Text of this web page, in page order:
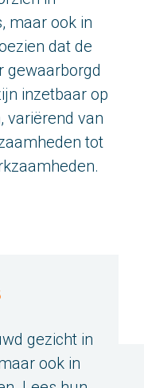
maar ook in
dat de
gewaarborgd
inzetbaar op
variërend van
tot
gezicht in
ook in